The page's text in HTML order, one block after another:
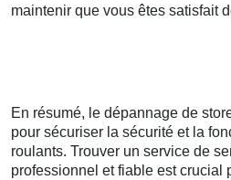
maintenir que vous êtes satisfait
En résumé, le dépannage de
pour sécuriser la sécurité et la
roulants. Trouver un service de
professionnel et fiable est crucial